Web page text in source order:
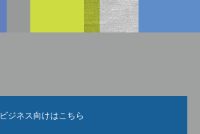
ビジネス向けはこちら